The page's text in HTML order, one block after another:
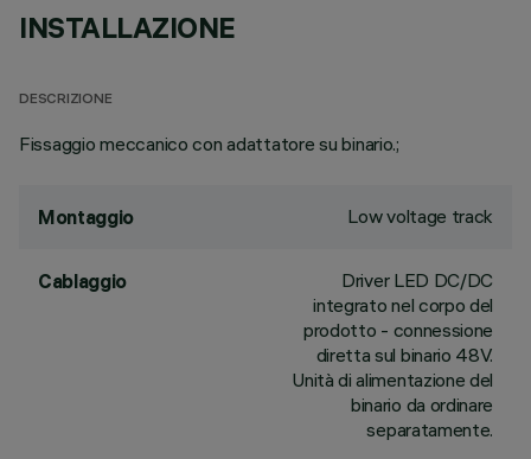
INSTALLAZIONE
DESCRIZIONE
Fissaggio meccanico con adattatore su binario.;
Montaggio Low voltage track
Cablaggio
Driver LED DC/DC
integrato nel corpo del
prodotto - connessione
diretta sul binario 48V.
Unità di alimentazione del
binario da ordinare
separatamente.